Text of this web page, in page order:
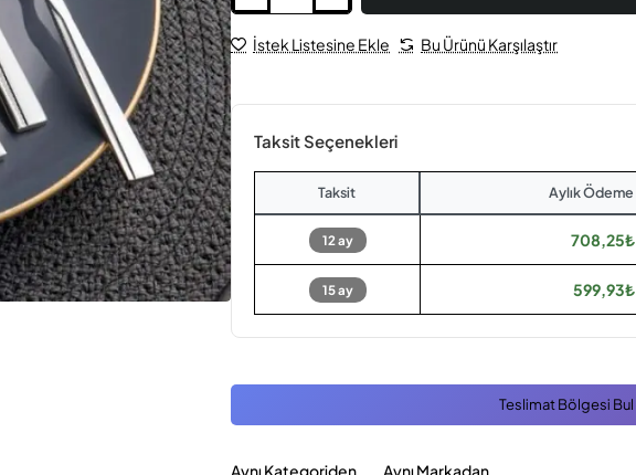
İstek Listesine Ekle Bu Ürünü Karşılaştır
Taksit Seçenekleri
Taksit Aylık Ödeme
12 ay 708,25₺
15 ay 599,93₺
Teslimat Bölgesi Bul
Aynı Kategoriden Aynı Markadan